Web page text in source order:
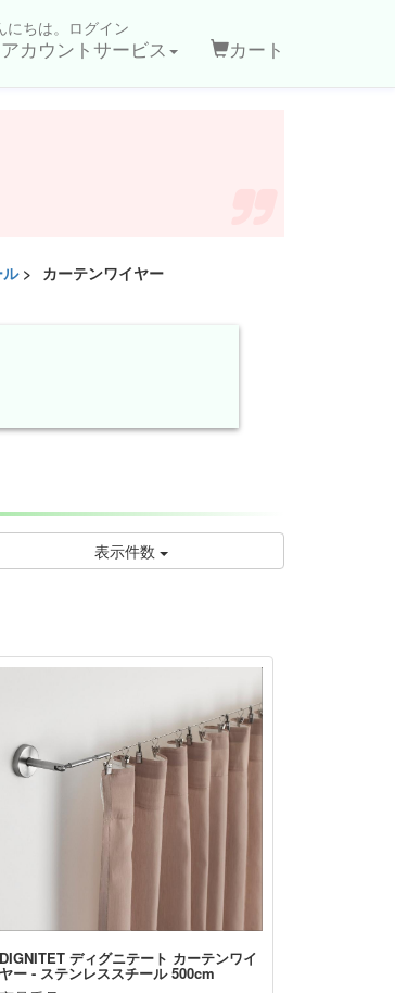
にちは。ログイン
アカウントサービス カート
> カーテンワイヤー
表示件数
DIGNITET ディグニテート カーテンワイ
ヤー - ステンレススチール 500cm